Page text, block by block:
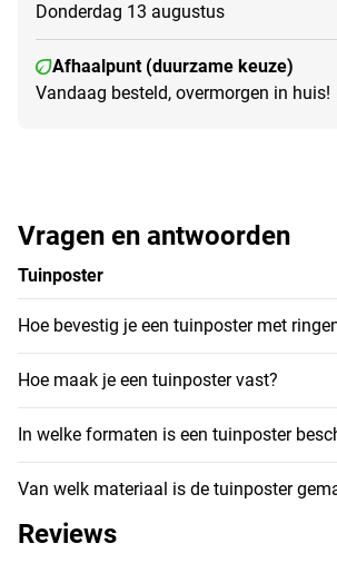
Donderdag 13 augustus
Afhaalpunt (duurzame keuze)
Vandaag besteld, overmorgen in huis!
Vragen en antwoorden
Tuinposter
Hoe bevestig je een tuinposter met
Hoe maak je een tuinposter vast?
In welke formaten is een tuinposter
Van welk materiaal is de tuinposter
Reviews